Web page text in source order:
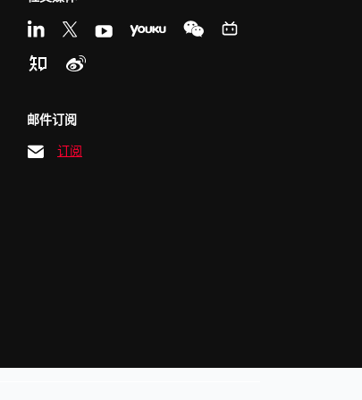
邮件订阅
订阅